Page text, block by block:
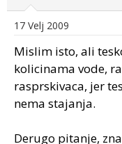
17 Velj 2009
Mislim isto, ali
kolicinama vode,
rasprskivaca, jer
nema stajanja.
Derugo pitanje,